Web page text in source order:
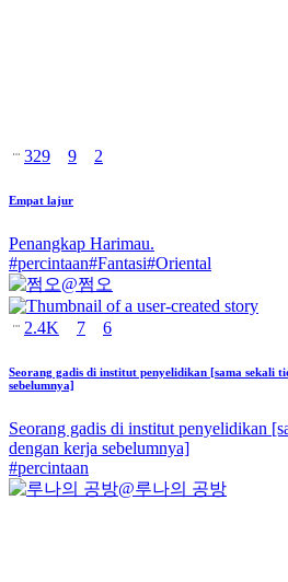
329 9 2
Empat lajur
Penangkap Harimau.
#percintaan#Fantasi#Oriental
@쩜오
2.4K 7 6
Seorang gadis di institut penyelidikan [sama sekali
sebelumnya]
Seorang gadis di institut penyelidikan
dengan kerja sebelumnya]
#percintaan
@루나의 공방